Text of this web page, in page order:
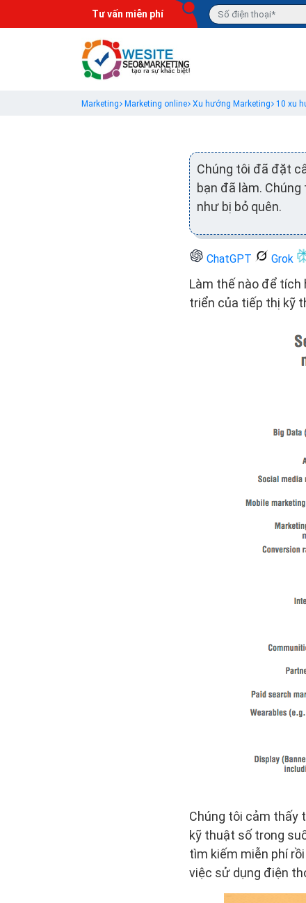
Tư vấn miễn phí
Marketing Marketing online Xu hướng Marketing 10 xu
Chúng tôi đã đặt
bạn đã làm.
như bị bỏ quên.
ChatGPT Grok
Làm thế nào để
triển của tiếp thị kỹ
Chúng tôi cảm thấy
kỹ thuật số trong
tìm kiếm miễn phí
việc sử dụng điện